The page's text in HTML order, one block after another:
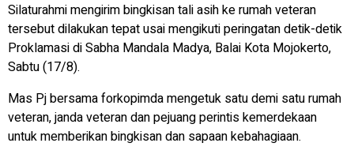
Silaturahmi mengirim bingkisan tali asih ke rumah veteran
tersebut dilakukan tepat usai mengikuti peringatan detik-detik
Proklamasi di Sabha Mandala Madya, Balai Kota Mojokerto,
Sabtu (17/8).
Mas Pj bersama forkopimda mengetuk satu demi satu rumah
veteran, janda veteran dan pejuang perintis kemerdekaan
untuk memberikan bingkisan dan sapaan kebahagiaan.